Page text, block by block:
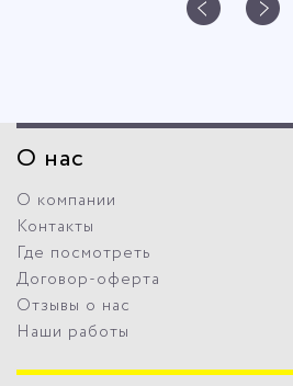
О нас
О компании
Контакты
Где посмотреть
Договор-оферта
Отзывы о нас
Наши работы